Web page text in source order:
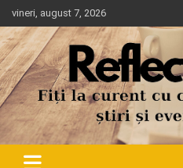
Skip
to
content
vineri, august 7, 2026